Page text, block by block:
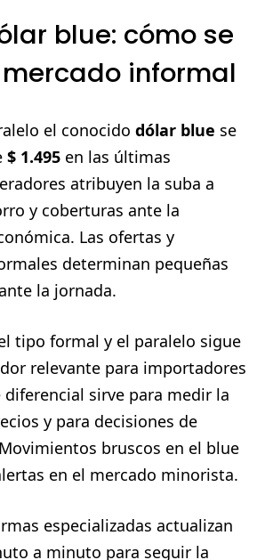
blue: cómo se
informal
el conocido dólar blue se
$ 1.495 en las últimas
atribuyen la suba a
y coberturas ante la
Las ofertas y
determinan pequeñas
la jornada.
tipo formal y el paralelo sigue
relevante para importadores
diferencial sirve para medir la
y para decisiones de
bruscos en el blue
en el mercado minorista.
especializadas actualizan
a minuto para seguir la